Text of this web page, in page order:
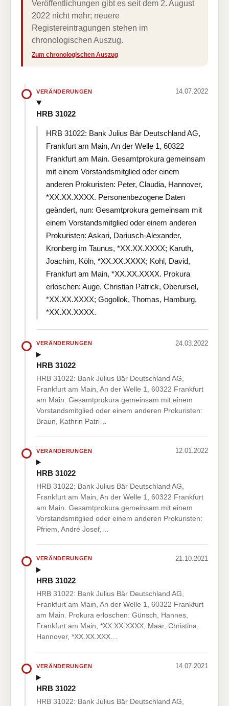
Veröffentlichungen gibt es seit dem 2. August
2022 nicht mehr; neuere
Registereintragungen stehen im
chronologischen Auszug.
Zum chronologischen Auszug
VERÄNDERUNGEN 14.07.2022
HRB 31022
HRB 31022: Bank Julius Bär Deutschland AG,
Frankfurt am Main, An der Welle 1, 60322
Frankfurt am Main. Gesamtprokura gemeinsam
mit einem Vorstandsmitglied oder einem
anderen Prokuristen: Peter, Claudia, Hannover,
*XX.XX.XXXX. Personenbezogene Daten
geändert, nun: Gesamtprokura gemeinsam mit
einem Vorstandsmitglied oder einem anderen
Prokuristen: Askari, Dariusch-Alexander,
Kronberg im Taunus, *XX.XX.XXXX; Karuth,
Joachim, Köln, *XX.XX.XXXX; Kohl, David,
Frankfurt am Main, *XX.XX.XXXX. Prokura
erloschen: Auge, Christian Patrick, Oberursel,
*XX.XX.XXXX; Gogollok, Thomas, Hamburg,
*XX.XX.XXXX.
VERÄNDERUNGEN 24.03.2022
HRB 31022
HRB 31022: Bank Julius Bär Deutschland AG,
Frankfurt am Main, An der Welle 1, 60322 Frankfurt
am Main. Gesamtprokura gemeinsam mit einem
Vorstandsmitglied oder einem anderen Prokuristen:
Braun, Kathrin Patri…
VERÄNDERUNGEN 12.01.2022
HRB 31022
HRB 31022: Bank Julius Bär Deutschland AG,
Frankfurt am Main, An der Welle 1, 60322 Frankfurt
am Main. Gesamtprokura gemeinsam mit einem
Vorstandsmitglied oder einem anderen Prokuristen:
Pfriem, André Josef,…
VERÄNDERUNGEN 21.10.2021
HRB 31022
HRB 31022: Bank Julius Bär Deutschland AG,
Frankfurt am Main, An der Welle 1, 60322 Frankfurt
am Main. Prokura erloschen: Günsch, Hannes,
Frankfurt am Main, *XX.XX.XXXX; Maar, Christina,
Hannover, *XX.XX.XXX…
VERÄNDERUNGEN 14.07.2021
HRB 31022
HRB 31022: Bank Julius Bär Deutschland AG,